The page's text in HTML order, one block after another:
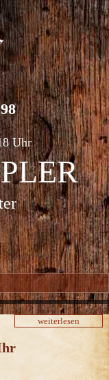
Uhr
weiterlesen